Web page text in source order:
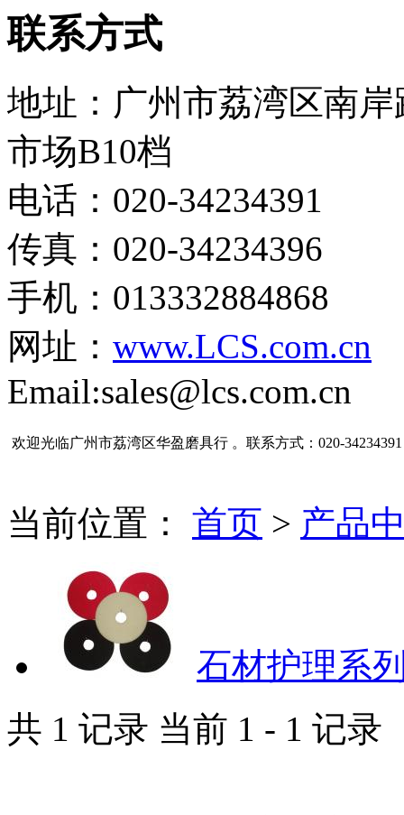
联系方式
地址：广州市荔湾区南
市场B10档
电话：020-34234391
传真：020-34234396
手机：013332884868
网址： www.LCS.com.cn
Email:sales@lcs.com.cn
欢迎光临广州市荔湾区华盈磨具行 。联系方式：020-34234391
当前位置： 首页 > 产品
石材护理系
共 1 记录 当前 1 - 1 记录